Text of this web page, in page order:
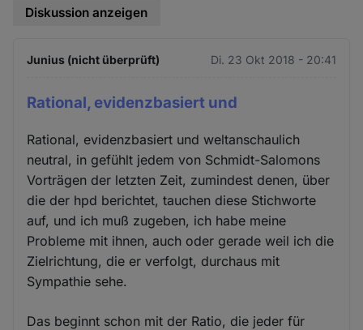
Diskussion anzeigen
Junius (nicht überprüft) Di. 23 Okt 2018 - 20:41
Rational, evidenzbasiert und
Rational, evidenzbasiert und weltanschaulich
neutral, in gefühlt jedem von Schmidt-Salomons
Vorträgen der letzten Zeit, zumindest denen, über
die der hpd berichtet, tauchen diese Stichworte
auf, und ich muß zugeben, ich habe meine
Probleme mit ihnen, auch oder gerade weil ich die
Zielrichtung, die er verfolgt, durchaus mit
Sympathie sehe.
Das beginnt schon mit der Ratio, die jeder für